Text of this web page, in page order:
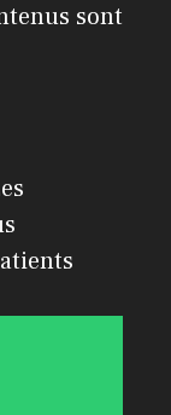
sont